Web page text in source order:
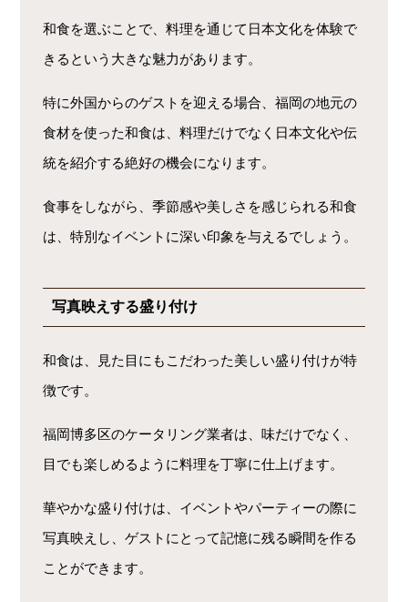
和食を選ぶことで、料理を通じて日本文化を体験で
きるという大きな魅力があります。
特に外国からのゲストを迎える場合、福岡の地元の
食材を使った和食は、料理だけでなく日本文化や伝
統を紹介する絶好の機会になります。
食事をしながら、季節感や美しさを感じられる和食
は、特別なイベントに深い印象を与えるでしょう。
写真映えする盛り付け
和食は、見た目にもこだわった美しい盛り付けが特
徴です。
福岡博多区のケータリング業者は、味だけでなく、
目でも楽しめるように料理を丁寧に仕上げます。
華やかな盛り付けは、イベントやパーティーの際に
写真映えし、ゲストにとって記憶に残る瞬間を作る
ことができます。